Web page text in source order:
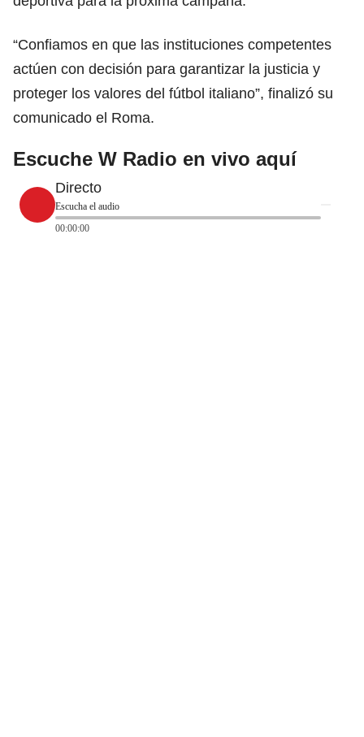
“Confiamos en que las instituciones competentes
actúen con decisión para garantizar la justicia y
proteger los valores del fútbol italiano”, finalizó su
comunicado el Roma.
Escuche W Radio en vivo aquí
Directo
Escucha el audio
00:00:00